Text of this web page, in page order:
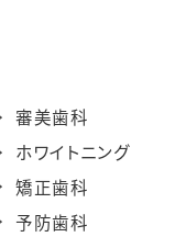
審美歯科
ホワイトニング
矯正歯科
予防歯科